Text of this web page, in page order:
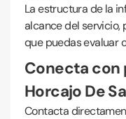
La estructura de la
alcance del servicio,
que puedas evaluar
Conecta con
Horcajo De
Contacta